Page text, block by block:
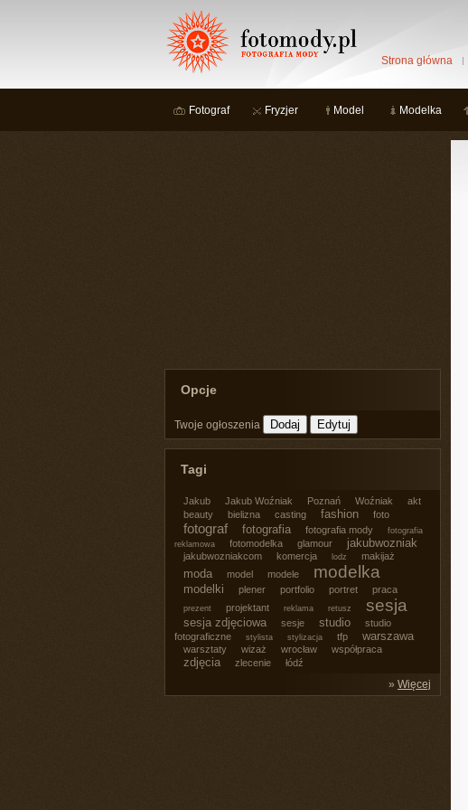
Strona główna
Fotograf Fryzjer Model Modelka
Opcje
Twoje ogłoszenia
Tagi
Jakub Jakub Woźniak Poznań Woźniak
akt
beauty
bielizna casting fashion foto
fotograf fotografia fotografia mody
fotografia
reklamowa
fotomodelka glamour jakubwozniak
jakubwozniakcom komercja lodz makijaż
moda model modele modelka
modelki plener portfolio portret praca
prezent projektant reklama retusz sesja
sesja zdjęciowa sesje studio
studio
fotograficzne
stylista stylizacja tfp warszawa
warsztaty wizaż wrocław współpraca
zdjęcia zlecenie łódź
» Więcej